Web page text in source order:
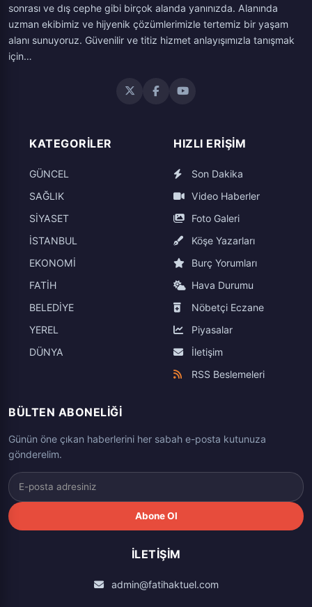
sonrası ve dış cephe gibi birçok alanda yanınızda. Alanında
uzman ekibimiz ve hijyenik çözümlerimizle tertemiz bir yaşam
alanı sunuyoruz. Güvenilir ve titiz hizmet anlayışımızla tanışmak
için…
KATEGORILER
GÜNCEL
SAĞLIK
SİYASET
İSTANBUL
EKONOMİ
FATİH
BELEDİYE
YEREL
DÜNYA
HIZLI ERIŞIM
Son Dakika
Video Haberler
Foto Galeri
Köşe Yazarları
Burç Yorumları
Hava Durumu
Nöbetçi Eczane
Piyasalar
İletişim
RSS Beslemeleri
BÜLTEN ABONELIĞI
Günün öne çıkan haberlerini her sabah e-posta kutunuza
gönderelim.
Abone Ol
İLETIŞIM
admin@fatihaktuel.com